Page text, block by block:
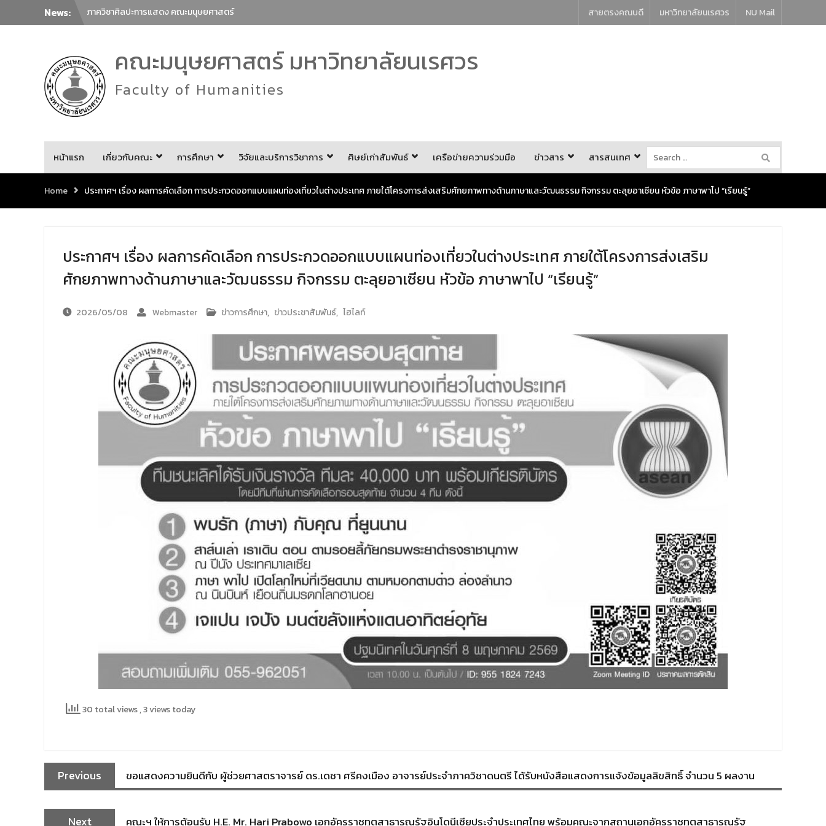
News:
ภาควิชาศิลปะการแสดง คณะมนุษยศาสตร์
มหาวิทยาลัยนเรศวร ขอเชิญทุกท่านร่วมรับชม
นาฏศิลป์ไทย จำนวน 23 ชุดการแสดง
ขอเชิญเข้าร่วมกิจกรรม Lunch Talk คณะ
มนุษยศาสตร์
คณะมนุษยศาสตร์ มหาวิทยาลัยนเรศวร ขอเชิญ
ชวนผู้สนใจร่วมกิจกรรม “โครงการเชิดชูเกียรติ
ขอเชิญร่วมทำบุญตักบาตรข้าวสารอาหาร
เนื่องในโอกาสครบรอบ 36 ปี วันคล้าย
สงฆ์และสามเณร จำนวน 36 รูป
ขอเชิญร่วมโครงการพัฒนาภาษาเพื่อยกระดับ
การสื่อสารร่วมสมัย”
สายตรงคณบดี มหาวิทยาลัยนเรศวร NU Mail
คณะมนุษยศาสตร์ มหาวิทยาลัยนเรศวร
Faculty of Humanities
หน้าแรก เกี่ยวกับคณะ การศึกษา วิจัยและบริการวิชาการ ศิษย์เก่าสัมพันธ์ เครือข่ายความร่วมมือ ข่าวสาร สารสนเทศ
Home ประกาศฯ เรื่อง ผลการคัดเลือก การประกวดออกแบบแผนท่องเที่ยวในต่างประเทศ ภายใต้โครงการส่งเสริมศักยภาพทางด้านภาษาและวัฒนธรรม กิจกรรม ตะลุยอาเซียน หัวข้อ ภาษาพาไป “เรียนรู้”
ประกาศฯ เรื่อง ผลการคัดเลือก การประกวดออกแบบแผนท่องเที่ยวในต่างประเทศ ภายใต้โครงการส่งเสริม
ศักยภาพทางด้านภาษาและวัฒนธรรม กิจกรรม ตะลุยอาเซียน หัวข้อ ภาษาพาไป “เรียนรู้”
2026/05/08 Webmaster ข่าวการศึกษา, ข่าวประชาสัมพันธ์, ไฮไลท์
30 total views, 3 views today
Previous ขอแสดงความยินดีกับ ผู้ช่วยศาสตราจารย์ ดร.เดชา ศรีคงเมือง อาจารย์ประจำภาควิชาดนตรี ได้รับหนังสือแสดงการแจ้งข้อมูลลิขสิทธิ์ จำนวน 5 ผลงาน
Next คณะฯ ให้การต้อนรับ H.E. Mr. Hari Prabowo เอกอัครราชทูตสาธารณรัฐอินโดนีเซียประจำประเทศไทย พร้อมคณะจากสถานเอกอัครราชทูตสาธารณรัฐ